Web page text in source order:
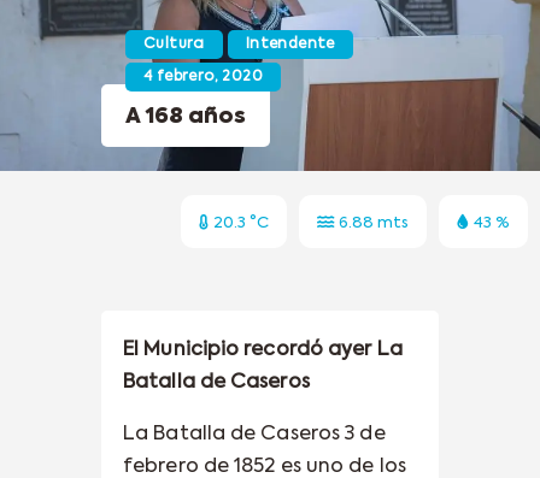
Cultura Intendente
4 febrero, 2020
A 168 años
20.3 °C 6.88 mts 43 %
El Municipio recordó ayer La
Batalla de Caseros
La Batalla de Caseros 3 de
febrero de 1852 es uno de los